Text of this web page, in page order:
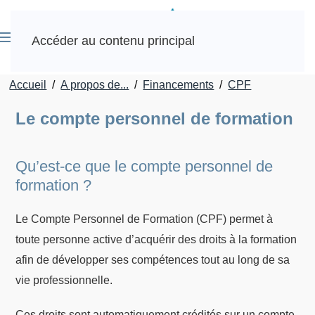
Accéder au contenu principal
Accueil A propos de... Financements CPF
Le compte personnel de formation
Qu’est-ce que le compte personnel de
formation ?
Le Compte Personnel de Formation (CPF) permet à
toute personne active d’acquérir des droits à la formation
afin de développer ses compétences tout au long de sa
vie professionnelle.